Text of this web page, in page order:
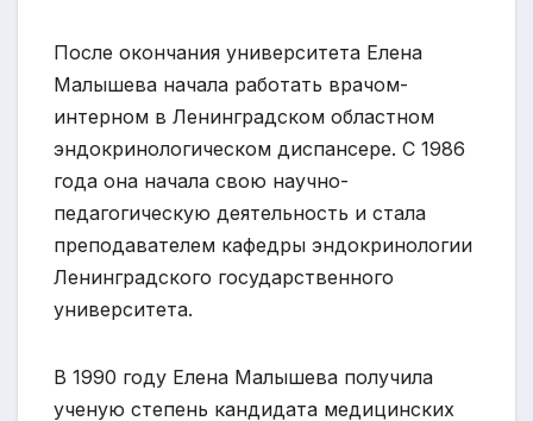
После окончания университета Елена
Малышева начала работать врачом-
интерном в Ленинградском областном
эндокринологическом диспансере. С 1986
года она начала свою научно-
педагогическую деятельность и стала
преподавателем кафедры эндокринологии
Ленинградского государственного
университета.
В 1990 году Елена Малышева получила
ученую степень кандидата медицинских